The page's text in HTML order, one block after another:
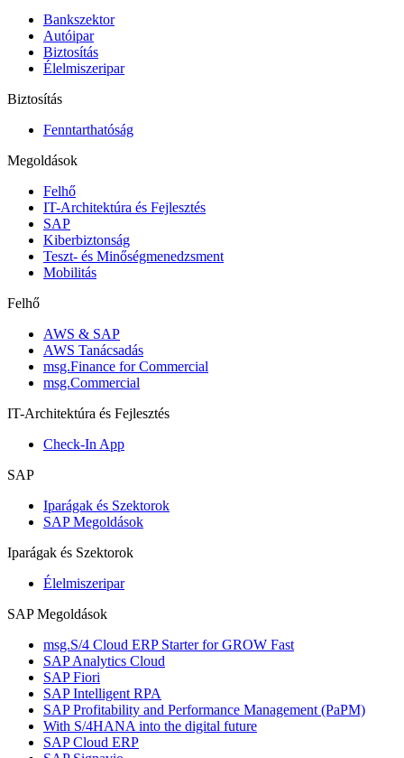
Bankszektor
Autóipar
Biztosítás
Élelmiszeripar
Biztosítás
Fenntarthatóság
Megoldások
Felhő
IT-Architektúra és Fejlesztés
SAP
Kiberbiztonság
Teszt- és Minőségmenedzsment
Mobilitás
Felhő
AWS & SAP
AWS Tanácsadás
msg.Finance for Commercial
msg.Commercial
IT-Architektúra és Fejlesztés
Check-In App
SAP
Iparágak és Szektorok
SAP Megoldások
Iparágak és Szektorok
Élelmiszeripar
SAP Megoldások
msg.S/4 Cloud ERP Starter for GROW Fast
SAP Analytics Cloud
SAP Fiori
SAP Intelligent RPA
SAP Profitability and Performance Management (PaPM)
With S/4HANA into the digital future
SAP Cloud ERP